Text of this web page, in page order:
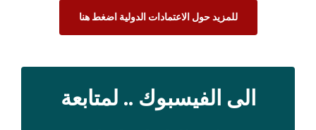
للمزيد حول الاعتمادات الدولية اضغط هنا
الى الفيسبوك .. لمتابعة